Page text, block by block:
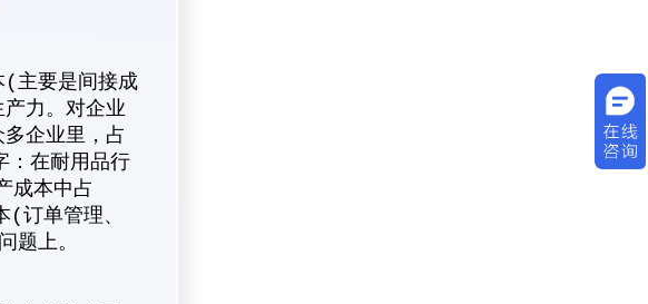
(主要是间接成
力。对企业
企业里，占
：在耐用品行
成本中占
(订单管理、
题上。